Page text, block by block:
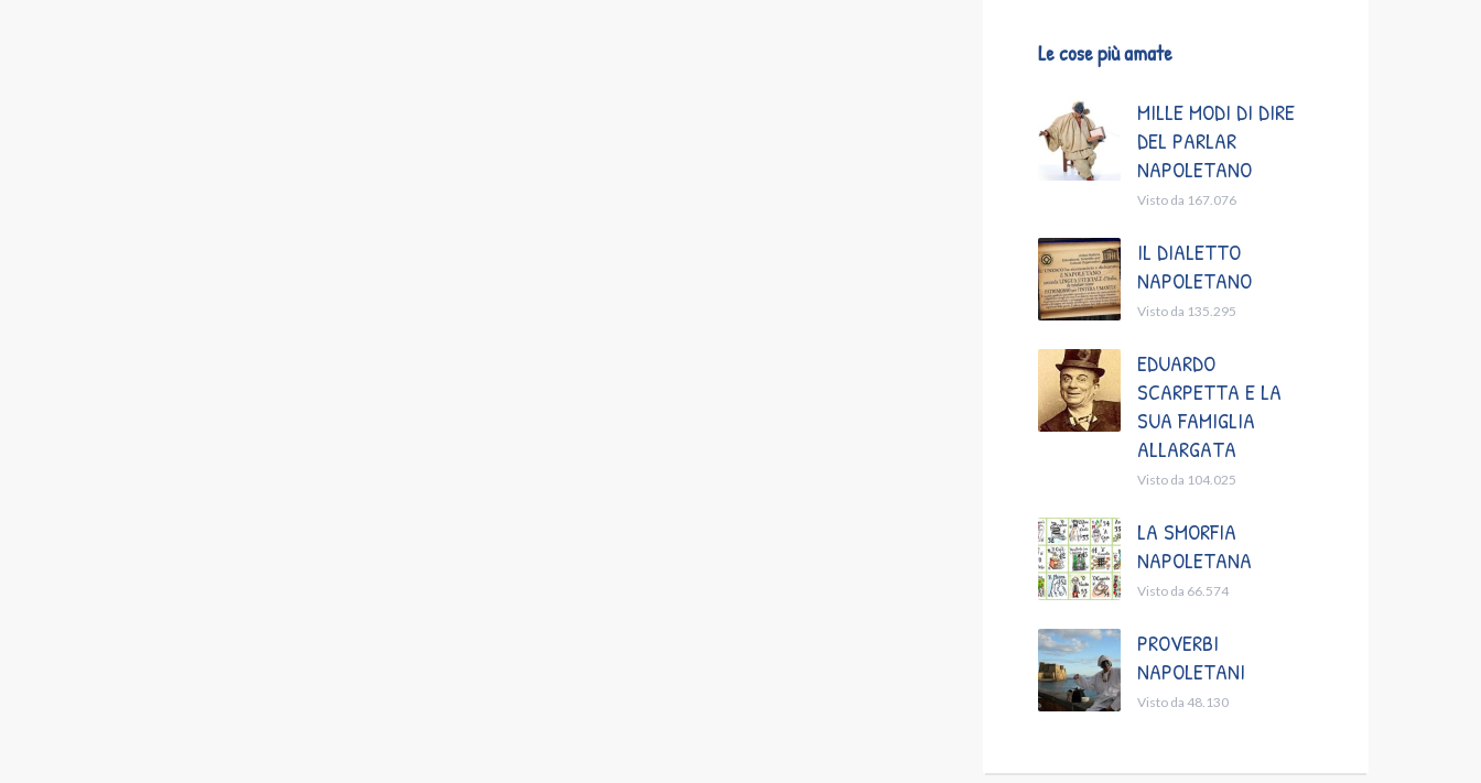
Le cose più amate
MILLE MODI DI DIRE
DEL PARLAR
NAPOLETANO
Visto da 167.076
IL DIALETTO
NAPOLETANO
Visto da 135.295
EDUARDO
SCARPETTA E LA
SUA FAMIGLIA
ALLARGATA
Visto da 104.025
LA SMORFIA
NAPOLETANA
Visto da 66.574
PROVERBI
NAPOLETANI
Visto da 48.130